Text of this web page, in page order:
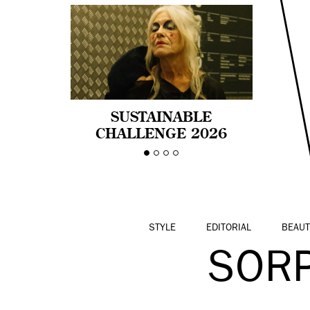
SUSTAINABLE
CHALLENGE 2026
CELEBRA LA
STYLE EDITORIAL